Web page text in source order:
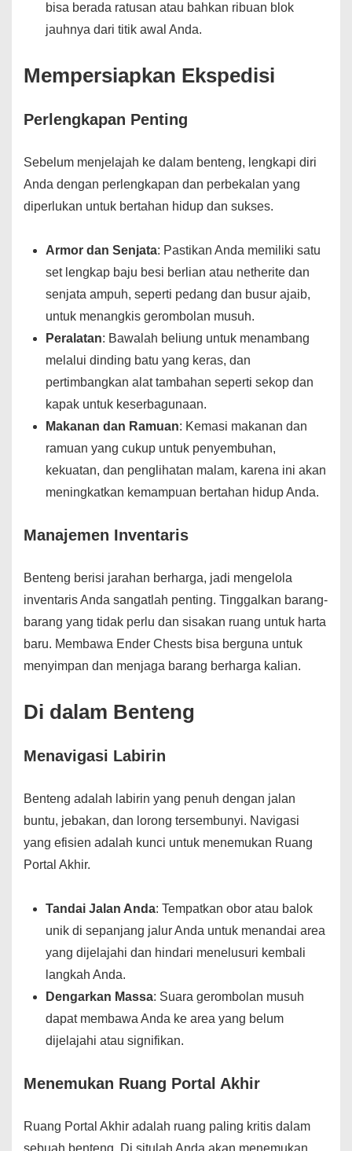
bisa berada ratusan atau bahkan ribuan blok
jauhnya dari titik awal Anda.
Mempersiapkan Ekspedisi
Perlengkapan Penting
Sebelum menjelajah ke dalam benteng, lengkapi diri
Anda dengan perlengkapan dan perbekalan yang
diperlukan untuk bertahan hidup dan sukses.
Armor dan Senjata: Pastikan Anda memiliki satu
set lengkap baju besi berlian atau netherite dan
senjata ampuh, seperti pedang dan busur ajaib,
untuk menangkis gerombolan musuh.
Peralatan: Bawalah beliung untuk menambang
melalui dinding batu yang keras, dan
pertimbangkan alat tambahan seperti sekop dan
kapak untuk keserbagunaan.
Makanan dan Ramuan: Kemasi makanan dan
ramuan yang cukup untuk penyembuhan,
kekuatan, dan penglihatan malam, karena ini akan
meningkatkan kemampuan bertahan hidup Anda.
Manajemen Inventaris
Benteng berisi jarahan berharga, jadi mengelola
inventaris Anda sangatlah penting. Tinggalkan barang-
barang yang tidak perlu dan sisakan ruang untuk harta
baru. Membawa Ender Chests bisa berguna untuk
menyimpan dan menjaga barang berharga kalian.
Di dalam Benteng
Menavigasi Labirin
Benteng adalah labirin yang penuh dengan jalan
buntu, jebakan, dan lorong tersembunyi. Navigasi
yang efisien adalah kunci untuk menemukan Ruang
Portal Akhir.
Tandai Jalan Anda: Tempatkan obor atau balok
unik di sepanjang jalur Anda untuk menandai area
yang dijelajahi dan hindari menelusuri kembali
langkah Anda.
Dengarkan Massa: Suara gerombolan musuh
dapat membawa Anda ke area yang belum
dijelajahi atau signifikan.
Menemukan Ruang Portal Akhir
Ruang Portal Akhir adalah ruang paling kritis dalam
sebuah benteng. Di situlah Anda akan menemukan